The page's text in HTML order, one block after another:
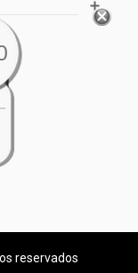
reservados